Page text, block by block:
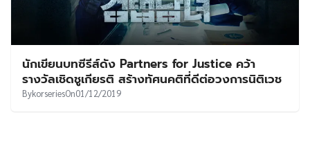
นักเขียนบทซีรีส์ดัง Partners for Justice คว้า
รางวัลเชิดชูเกียรติ สร้างทัศนคติที่ดีต่อวงการนิติเวช
BykorseriesOn01/12/2019